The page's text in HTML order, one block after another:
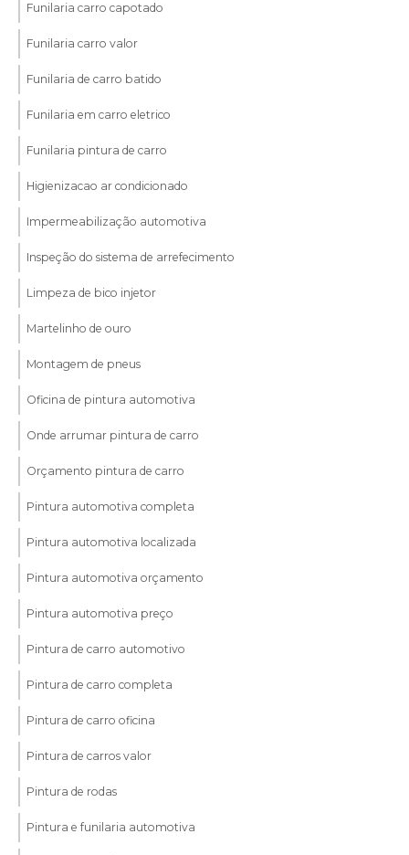
Funilaria carro capotado
Funilaria carro valor
Funilaria de carro batido
Funilaria em carro eletrico
Funilaria pintura de carro
Higienizacao ar condicionado
Impermeabilização automotiva
Inspeção do sistema de arrefecimento
Limpeza de bico injetor
Martelinho de ouro
Montagem de pneus
Oficina de pintura automotiva
Onde arrumar pintura de carro
Orçamento pintura de carro
Pintura automotiva completa
Pintura automotiva localizada
Pintura automotiva orçamento
Pintura automotiva preço
Pintura de carro automotivo
Pintura de carro completa
Pintura de carro oficina
Pintura de carros valor
Pintura de rodas
Pintura e funilaria automotiva